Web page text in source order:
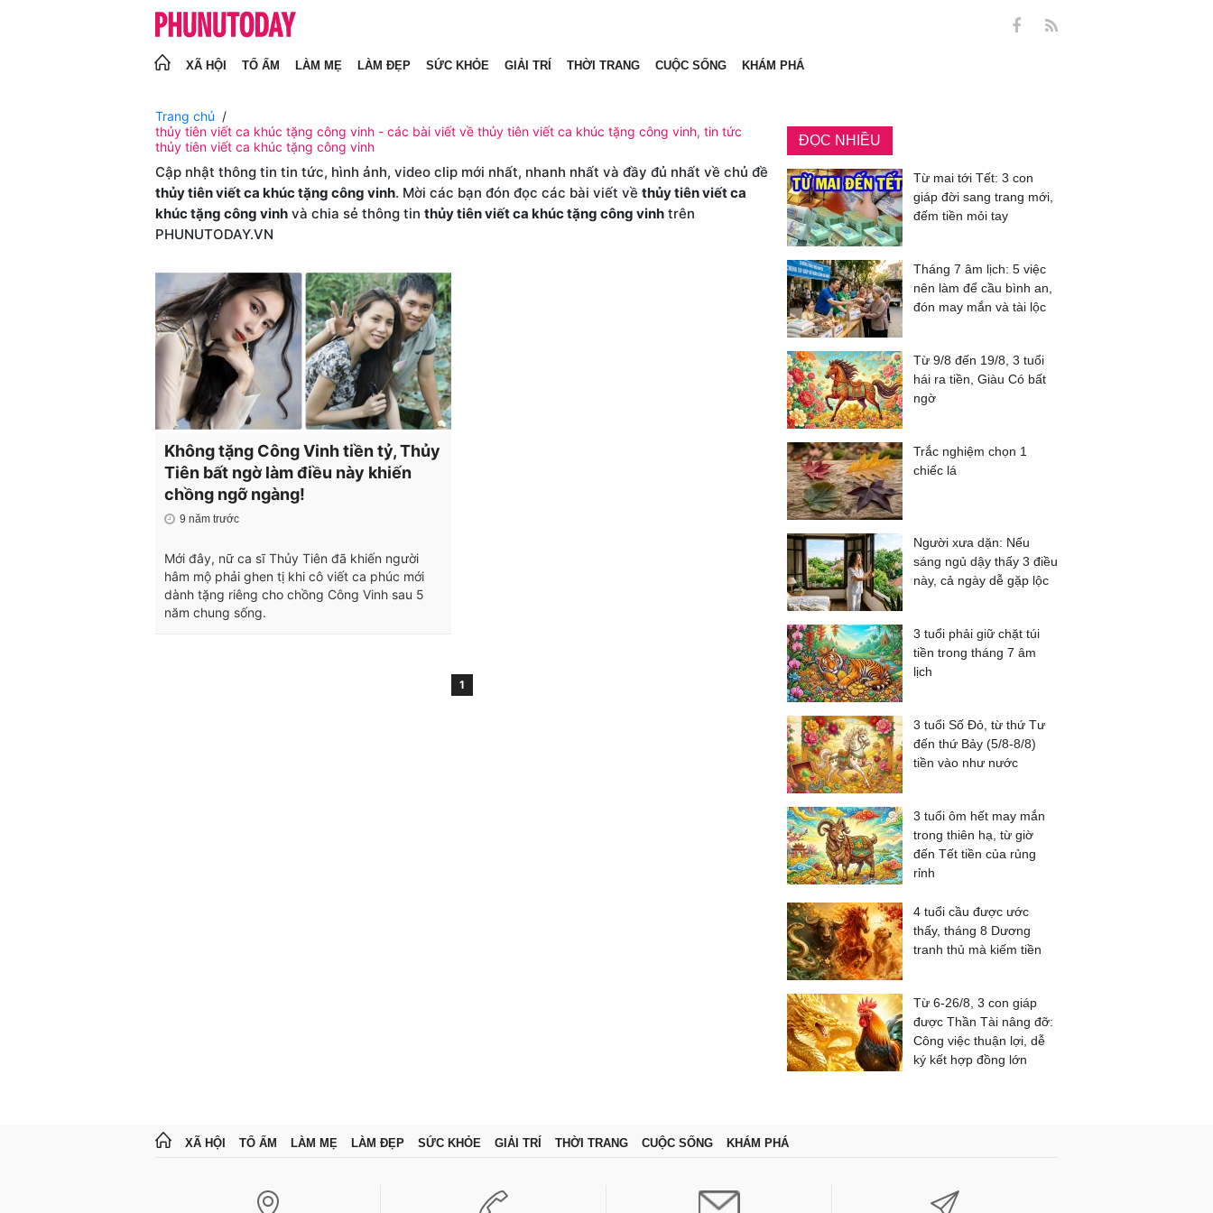
XÃ HỘI TỔ ẤM LÀM MẸ LÀM ĐẸP SỨC KHỎE GIẢI TRÍ THỜI TRANG CUỘC SỐNG KHÁM PHÁ
Trang chủ
thủy tiên viết ca khúc tặng công vinh - các bài viết về thủy tiên viết ca khúc tặng công vinh, tin tức
thủy tiên viết ca khúc tặng công vinh
Cập nhật thông tin tin tức, hình ảnh, video clip mới nhất, nhanh nhất và đầy đủ nhất về chủ đề
thủy tiên viết ca khúc tặng công vinh. Mời các bạn đón đọc các bài viết về thủy tiên viết ca
khúc tặng công vinh và chia sẻ thông tin thủy tiên viết ca khúc tặng công vinh trên
PHUNUTODAY.VN
Không tặng Công Vinh tiền tỷ, Thủy
Tiên bất ngờ làm điều này khiến
chồng ngỡ ngàng!
9 năm trước
Mới đây, nữ ca sĩ Thủy Tiên đã khiến người
hâm mộ phải ghen tị khi cô viết ca phúc mới
dành tặng riêng cho chồng Công Vinh sau 5
năm chung sống.
1
ĐỌC NHIỀU
Từ mai tới Tết: 3 con
giáp đời sang trang mới,
đếm tiền mỏi tay
Tháng 7 âm lịch: 5 việc
nên làm để cầu bình an,
đón may mắn và tài lộc
Từ 9/8 đến 19/8, 3 tuổi
hái ra tiền, Giàu Có bất
ngờ
Trắc nghiệm chọn 1
chiếc lá
Người xưa dặn: Nếu
sáng ngủ dậy thấy 3 điều
này, cả ngày dễ gặp lộc
3 tuổi phải giữ chặt túi
tiền trong tháng 7 âm
lịch
3 tuổi Số Đỏ, từ thứ Tư
đến thứ Bảy (5/8-8/8)
tiền vào như nước
3 tuổi ôm hết may mắn
trong thiên hạ, từ giờ
đến Tết tiền của rủng
rỉnh
4 tuổi cầu được ước
thấy, tháng 8 Dương
tranh thủ mà kiếm tiền
Từ 6-26/8, 3 con giáp
được Thần Tài nâng đỡ:
Công việc thuận lợi, dễ
ký kết hợp đồng lớn
XÃ HỘI TỔ ẤM LÀM MẸ LÀM ĐẸP SỨC KHỎE GIẢI TRÍ THỜI TRANG CUỘC SỐNG KHÁM PHÁ